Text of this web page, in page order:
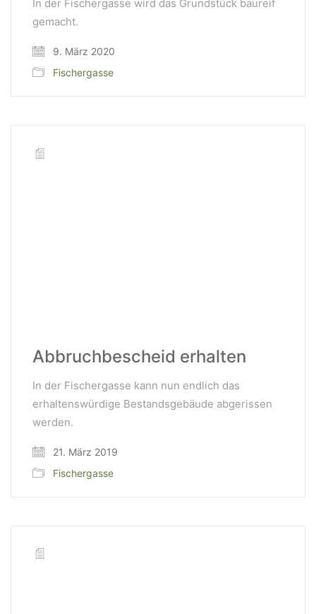
In der Fischergasse wird das Grundstück baureif
gemacht.
9. März 2020
Fischergasse
Abbruchbescheid erhalten
In der Fischergasse kann nun endlich das
erhaltenswürdige Bestandsgebäude abgerissen
werden.
21. März 2019
Fischergasse
A-5020 Salzburg